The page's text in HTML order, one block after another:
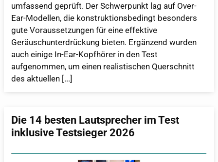
umfassend geprüft. Der Schwerpunkt lag auf Over-
Ear-Modellen, die konstruktionsbedingt besonders
gute Voraussetzungen für eine effektive
Geräuschunterdrückung bieten. Ergänzend wurden
auch einige In-Ear-Kopfhörer in den Test
aufgenommen, um einen realistischen Querschnitt
des aktuellen [...]
Die 14 besten Lautsprecher im Test
inklusive Testsieger 2026